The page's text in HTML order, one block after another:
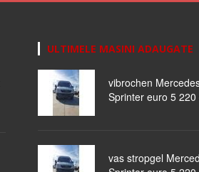
ULTIMELE MASINI ADAUGATE
vibrochen
Sprinter euro 5 220
vas stropgel